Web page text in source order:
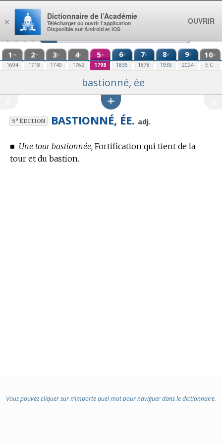
Aller au contenu
1 re
1694
2e
1718
3e
1740
4e
1762
5e
1798
6e
1835
7e
1878
8e
1935
9e
2024
10e
E.C.
bastionné, ée
5eÉDITION BASTIONNÉ, ÉE. adj.
■ Une tour bastionnée, Fortification qui tient de la
tour et du bastion.
Vous pouvez cliquer sur n’importe quel mot pour naviguer dans le dictionnaire.
×
Dictionnaire de l’Académie
Télécharger ou ouvrir l’application
Disponible sur Android et iOS
OUVRIR